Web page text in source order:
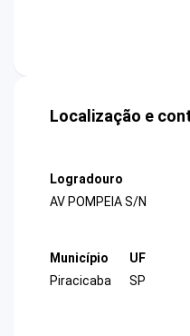
Localização e
Logradouro
AV POMPEIA S/N
Município
Piracicaba
UF
SP